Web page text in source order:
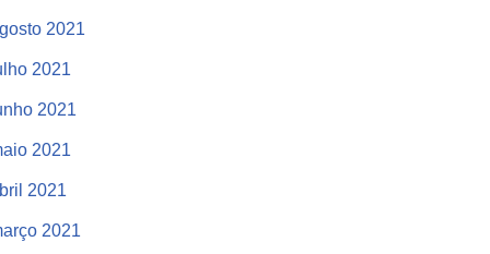
2021
2021
2021
2021
2021
2021